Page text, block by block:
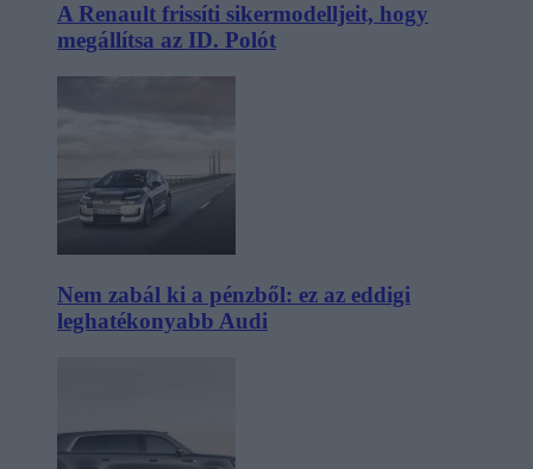
A Renault frissíti sikermodelljeit, hogy
megállítsa az ID. Polót
Nem zabál ki a pénzből: ez az eddigi
leghatékonyabb Audi